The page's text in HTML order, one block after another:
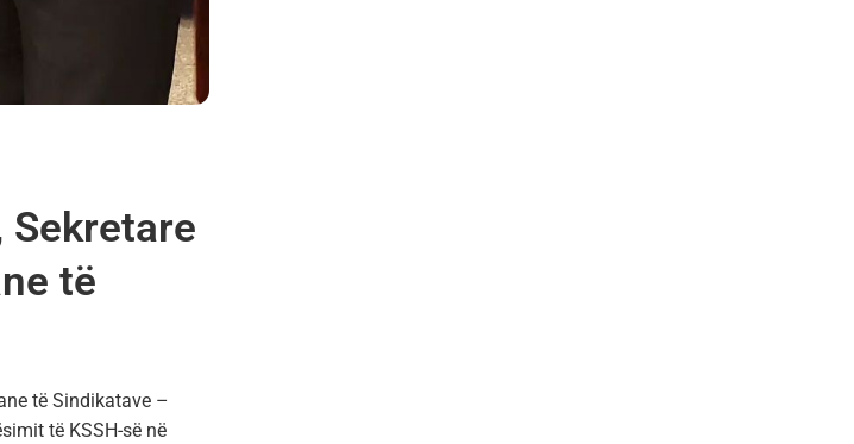
Sekretare
të
të Sindikatave –
të KSSH-së në